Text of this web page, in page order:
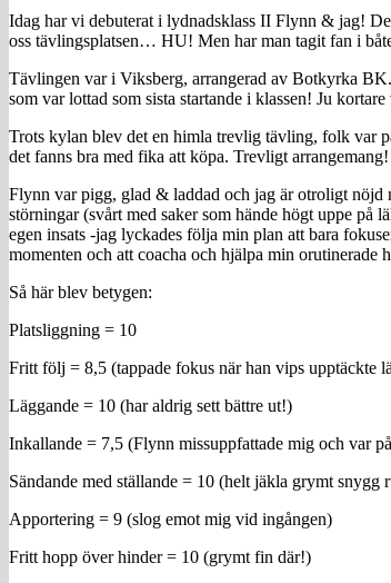
Idag har vi debuterat i lydnadsklass II Flynn & jag!
oss tävlingsplatsen… HU! Men har man tagit fan i
Tävlingen var i Viksberg, arrangerad av Botkyrka
som var lottad som sista startande i klassen! Ju
Trots kylan blev det en himla trevlig tävling, folk var
det fanns bra med fika att köpa. Trevligt arrangemang!
Flynn var pigg, glad & laddad och jag är otroligt nöjd
störningar (svårt med saker som hände högt uppe
egen insats -jag lyckades följa min plan att bara
momenten och att coacha och hjälpa min
Så här blev betygen:
Platsliggning = 10
Fritt följ = 8,5 (tappade fokus när han vips upptäckte
Läggande = 10 (har aldrig sett bättre ut!)
Inkallande = 7,5 (Flynn missuppfattade mig och var
Sändande med ställande = 10 (helt jäkla grymt
Apportering = 9 (slog emot mig vid ingången)
Fritt hopp över hinder = 10 (grymt fin där!)